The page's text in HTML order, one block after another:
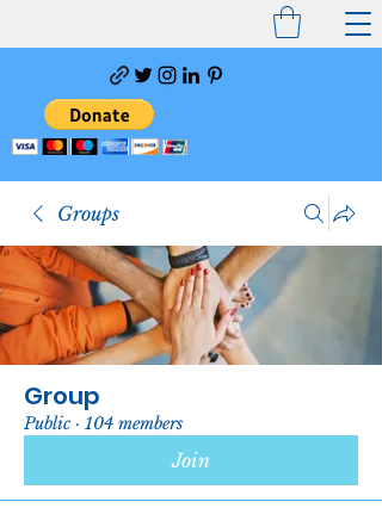
Groups
Group
Public · 104 members
Join